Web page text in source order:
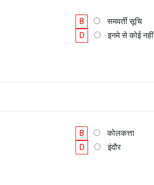
B
समवर्ती सूचि
D इनमे से कोई नहीं
B
कोलकत्ता
D इंदौर